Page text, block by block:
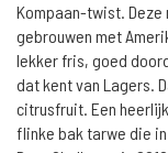
Kompaan-twist. Deze
gebrouwen met
lekker fris, goed
dat kent van Lagers.
citrusfruit. Een
flinke bak tarwe die